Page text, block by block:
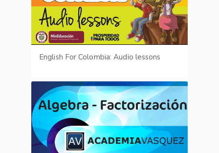
English For Colombia: Audio lessons